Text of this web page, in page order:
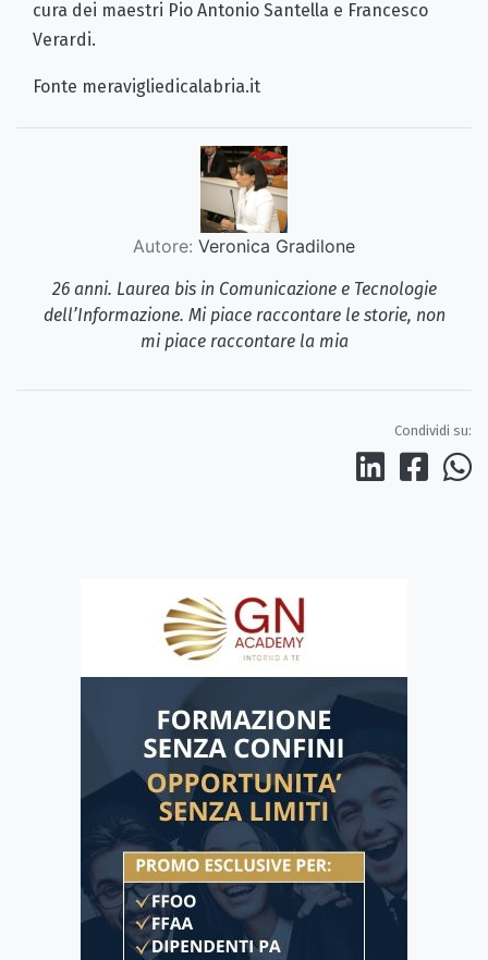
cura dei maestri Pio Antonio Santella e Francesco
Verardi.
Fonte meravigliedicalabria.it
Autore: Veronica Gradilone
26 anni. Laurea bis in Comunicazione e Tecnologie
dell’Informazione. Mi piace raccontare le storie, non
mi piace raccontare la mia
Condividi su: